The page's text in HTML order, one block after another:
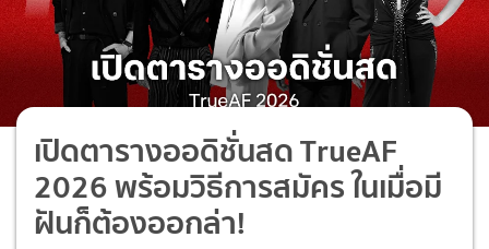
เปิดตารางออดิชั่นสด TrueAF
2026 พร้อมวิธีการสมัคร ในเมื่อมี
ฝันก็ต้องออกล่า!